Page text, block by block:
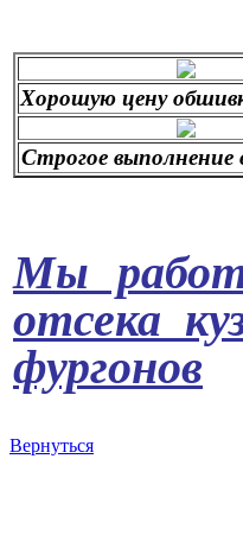
Хорошую цену
Строгое выполнение
Мы
отсека
фургонов
Вернуться